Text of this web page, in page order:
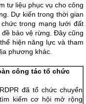
tư liệu phục vụ cho công
Dự kiến trong thời gian
trong mạng lưới đất
bảo vệ rừng. Đây cũng
hiện năng lực và tham
phương khác.
công tác tổ chức
đã tổ chức chuyến
kiếm cơ hội mở rộng